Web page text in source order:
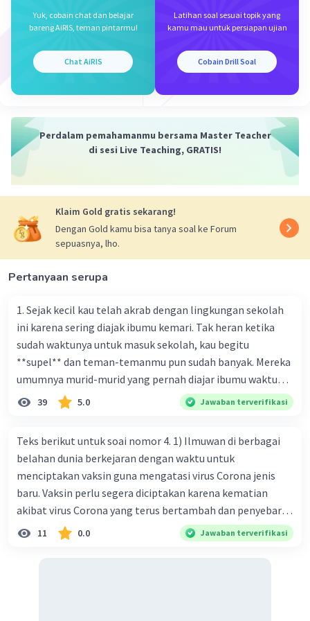
Beri Rating
Yuk, cobain chat dan belajar
bareng AiRIS, teman pintarmu!
Chat AiRIS
Latihan soal sesuai topik yang
kamu mau untuk persiapan ujian
Cobain Drill Soal
Perdalam pemahamanmu bersama Master Teacher
di sesi Live Teaching, GRATIS!
Klaim Gold gratis sekarang!
Dengan Gold kamu bisa tanya soal ke Forum
sepuasnya, lho.
Pertanyaan serupa
1. Sejak kecil kau telah akrab dengan lingkungan sekolah
ini karena sering diajak ibumu kemari. Tak heran ketika
sudah waktunya untuk masuk sekolah, kau begitu
**supel** dan teman-temanmu pun sudah banyak. Mereka
umumnya murid-murid yang pernah diajar ibumu waktu
kelas satu. Sedangkan aku? Aku waktu itu baru saja pindah
ke kota kecil ini. Makna kata bercetak tebal dalam kutipan
baik
39 5.0 Jawaban terverifikasi
Teks berikut untuk soai nomor 4. 1) Ilmuwan di berbagai
belahan dunia berkejaran dengan waktu untuk
menciptakan vaksin guna mengatasi virus Corona jenis
baru. Vaksin perlu segera diciptakan karena kematian
akibat virus Corona yang terus bertambah dan penyebaran
virus yang kian meluas. 2) Pada Jum'at (7-2-2020), Komisi
Kesehatan Nasional Cina mencatat jumlah kematian
11 0.0 Jawaban terverifikasi